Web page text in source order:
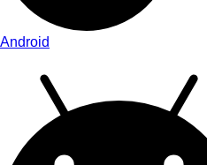
Android